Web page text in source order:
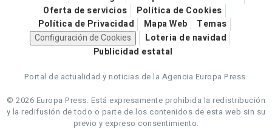
Oferta de servicios
Política de Cookies
Política de Privacidad
Mapa Web
Temas
Configuración de Cookies
Loteria de navidad
Publicidad estatal
Portal de actualidad y noticias de la Agencia Europa Press.
© 2026 Europa Press. Está expresamente prohibida la redistribución
y la redifusión de todo o parte de los contenidos de esta web sin su
previo y expreso consentimiento.